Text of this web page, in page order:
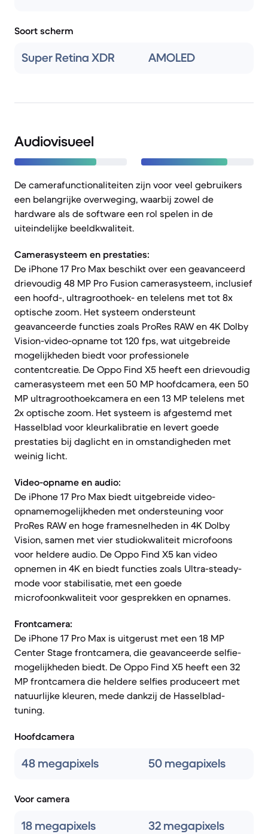
Soort scherm
Super Retina XDR AMOLED
Audiovisueel
De camerafunctionaliteiten zijn voor veel gebruikers
een belangrijke overweging, waarbij zowel de
hardware als de software een rol spelen in de
uiteindelijke beeldkwaliteit.
Camerasysteem en prestaties:
De iPhone 17 Pro Max beschikt over een geavanceerd
drievoudig 48 MP Pro Fusion camerasysteem, inclusief
een hoofd-, ultragroothoek- en telelens met tot 8x
optische zoom. Het systeem ondersteunt
geavanceerde functies zoals ProRes RAW en 4K Dolby
Vision-video-opname tot 120 fps, wat uitgebreide
mogelijkheden biedt voor professionele
contentcreatie. De Oppo Find X5 heeft een drievoudig
camerasysteem met een 50 MP hoofdcamera, een 50
MP ultragroothoekcamera en een 13 MP telelens met
2x optische zoom. Het systeem is afgestemd met
Hasselblad voor kleurkalibratie en levert goede
prestaties bij daglicht en in omstandigheden met
weinig licht.
Video-opname en audio:
De iPhone 17 Pro Max biedt uitgebreide video-
opnamemogelijkheden met ondersteuning voor
ProRes RAW en hoge framesnelheden in 4K Dolby
Vision, samen met vier studiokwaliteit microfoons
voor heldere audio. De Oppo Find X5 kan video
opnemen in 4K en biedt functies zoals Ultra-steady-
mode voor stabilisatie, met een goede
microfoonkwaliteit voor gesprekken en opnames.
Frontcamera:
De iPhone 17 Pro Max is uitgerust met een 18 MP
Center Stage frontcamera, die geavanceerde selfie-
mogelijkheden biedt. De Oppo Find X5 heeft een 32
MP frontcamera die heldere selfies produceert met
natuurlijke kleuren, mede dankzij de Hasselblad-
tuning.
Hoofdcamera
48 megapixels 50 megapixels
Voor camera
18 megapixels 32 megapixels